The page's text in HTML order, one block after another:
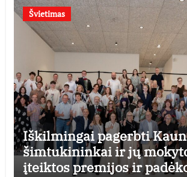
Švietimas
Iškilmingai pagerbti
šimtukininkai ir jų
įteiktos premijos ir